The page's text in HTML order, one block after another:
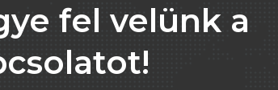
fel velünk a